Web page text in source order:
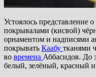
Устоялось представление о
покрывалами (кисвой)
орнаментом и надписями
покрывать Каабу тканями
во времена Аббасидов. До
белый, зелёный, красный и